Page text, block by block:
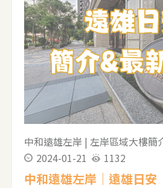
雙數層60坪｜B棟單數層60坪
面對新店溪，C棟單數層60坪
單數層62坪、雙數層60坪 前
棟面河，後棟面千坪光之公園
用3部電梯，在使用上是相當
映雙數標準層 ▼冠德湖水映2F
德湖水映B戶家配圖，湖水映
胚交屋，僅有1房其餘是開放
的公設在1F跟1F的夾層 1F有
中庭花園、健身房、遠見圖書館
中和遠雄左岸 | 左岸區域大樓簡
2024-01-21
1132
中和遠雄左岸｜遠雄日安